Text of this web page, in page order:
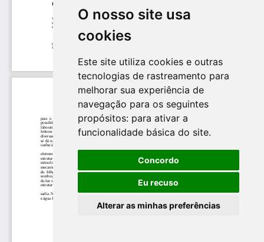
O nosso site usa
cookies
Este site utiliza cookies e outras
tecnologias de rastreamento para
melhorar sua experiência de
navegação para os seguintes
propósitos: para ativar a
funcionalidade básica do site.
Concordo
Eu recuso
Alterar as minhas preferências